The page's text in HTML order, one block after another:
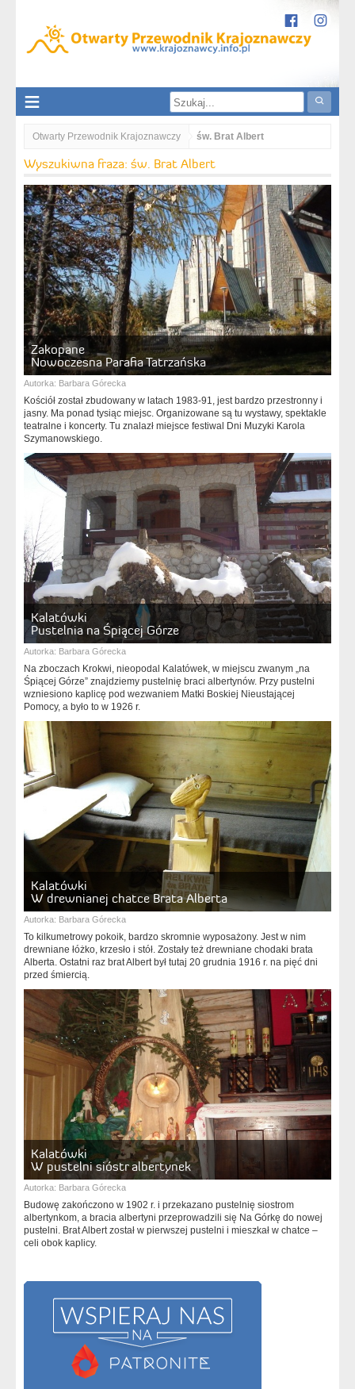
Otwarty Przewodnik Krajoznawczy św. Brat Albert
Wyszukiwna fraza: św. Brat Albert
Zakopane
Nowoczesna Parafia Tatrzańska
Autorka: Barbara Górecka
Kościół został zbudowany w latach 1983-91, jest bardzo przestronny i
jasny. Ma ponad tysiąc miejsc. Organizowane są tu wystawy, spektakle
teatralne i koncerty. Tu znalazł miejsce festiwal Dni Muzyki Karola
Szymanowskiego.
Kalatówki
Pustelnia na Śpiącej Górze
Autorka: Barbara Górecka
Na zboczach Krokwi, nieopodal Kalatówek, w miejscu zwanym „na
Śpiącej Górze” znajdziemy pustelnię braci albertynów. Przy pustelni
wzniesiono kaplicę pod wezwaniem Matki Boskiej Nieustającej
Pomocy, a było to w 1926 r.
Kalatówki
W drewnianej chatce Brata Alberta
Autorka: Barbara Górecka
To kilkumetrowy pokoik, bardzo skromnie wyposażony. Jest w nim
drewniane łóżko, krzesło i stół. Zostały też drewniane chodaki brata
Alberta. Ostatni raz brat Albert był tutaj 20 grudnia 1916 r. na pięć dni
przed śmiercią.
Kalatówki
W pustelni sióstr albertynek
Autorka: Barbara Górecka
Budowę zakończono w 1902 r. i przekazano pustelnię siostrom
albertynkom, a bracia albertyni przeprowadzili się Na Górkę do nowej
pustelni. Brat Albert został w pierwszej pustelni i mieszkał w chatce –
celi obok kaplicy.